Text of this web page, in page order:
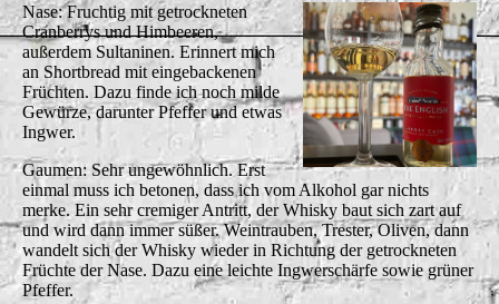
Nase: Fruchtig mit getrockneten
Cranberrys und Himbeeren,
außerdem Sultaninen. Erinnert mich
an Shortbread mit eingebackenen
Früchten. Dazu finde ich noch milde
Gewürze, darunter Pfeffer und etwas
Ingwer.
Gaumen: Sehr ungewöhnlich. Erst
einmal muss ich betonen, dass ich vom Alkohol gar nichts
merke. Ein sehr cremiger Antritt, der Whisky baut sich zart auf
und wird dann immer süßer. Weintrauben, Trester, Oliven, dann
wandelt sich der Whisky wieder in Richtung der getrockneten
Früchte der Nase. Dazu eine leichte Ingwerschärfe sowie grüner
Pfeffer.